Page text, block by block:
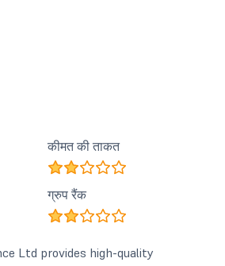
कीमत की ताकत
ग्रुप रैंक
Ltd provides high-quality